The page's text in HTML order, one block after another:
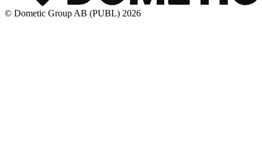
© Dometic Group AB (PUBL) 2026